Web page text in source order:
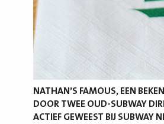
NATHAN’S FAMOUS, EEN
DOOR TWEE OUD-SUBWAY
ACTIEF GEWEEST BIJ SUBWAY